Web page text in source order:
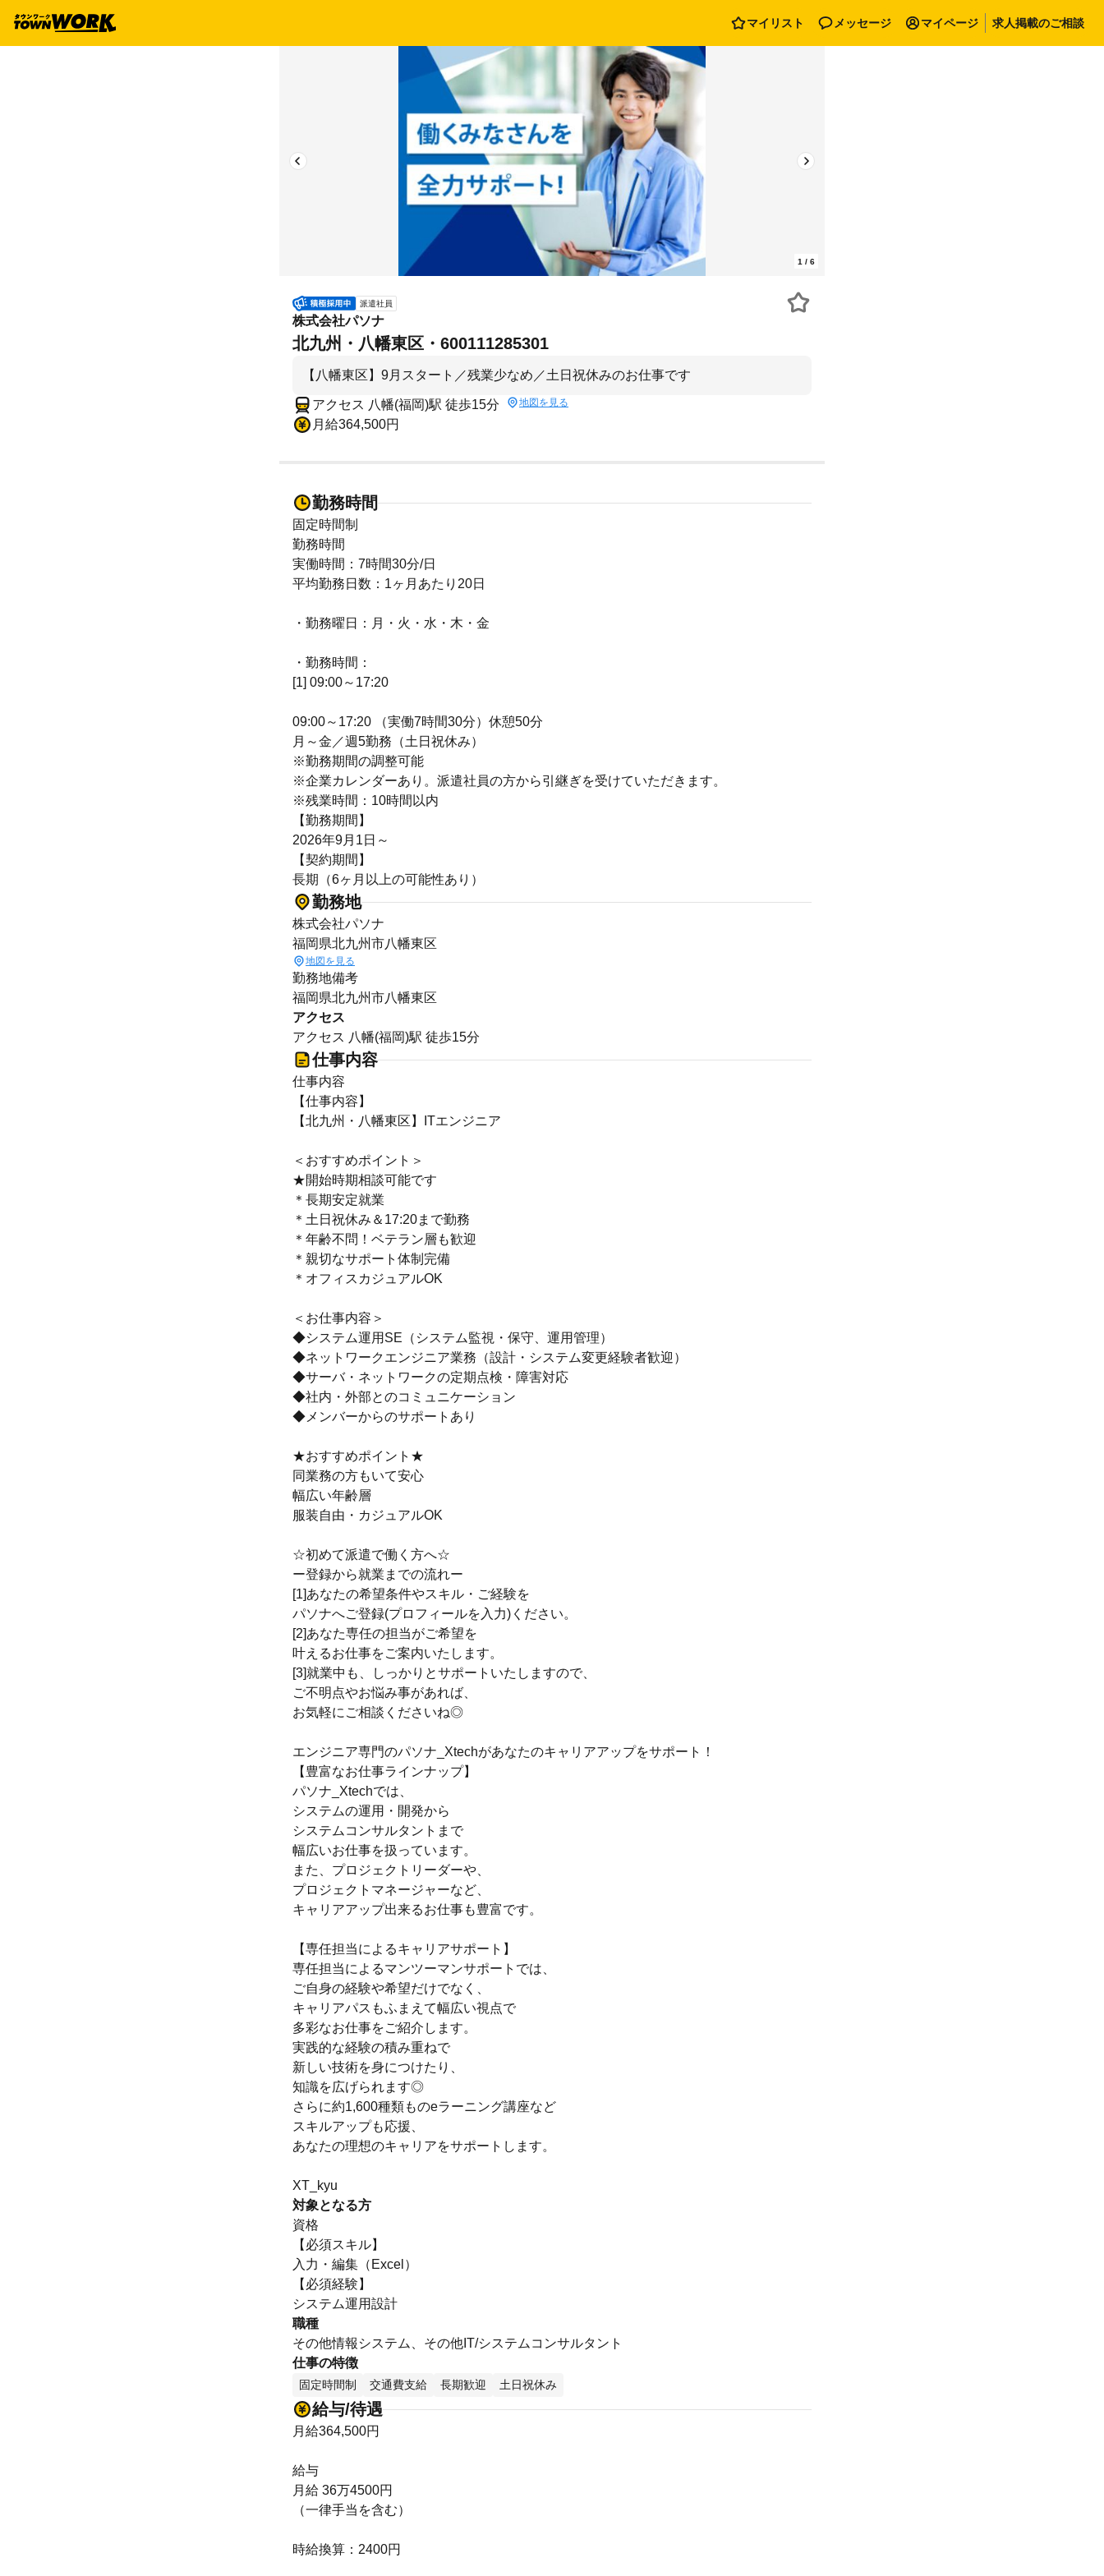
マイリスト メッセージ マイページ 求人掲載のご相談
1 / 6
派遣社員
株式会社パソナ
北九州・八幡東区・600111285301
【八幡東区】9月スタート／残業少なめ／土日祝休みのお仕事です
アクセス 八幡(福岡)駅 徒歩15分 地図を見る
月給364,500円
勤務時間
固定時間制
勤務時間
実働時間：7時間30分/日
平均勤務日数：1ヶ月あたり20日
・勤務曜日：月・火・水・木・金
・勤務時間：
[1] 09:00～17:20
09:00～17:20 （実働7時間30分）休憩50分
月～金／週5勤務（土日祝休み）
※勤務期間の調整可能
※企業カレンダーあり。派遣社員の方から引継ぎを受けていただきます。
※残業時間：10時間以内
【勤務期間】
2026年9月1日～
【契約期間】
長期（6ヶ月以上の可能性あり）
勤務地
株式会社パソナ
福岡県北九州市八幡東区
地図を見る
勤務地備考
福岡県北九州市八幡東区
アクセス
アクセス 八幡(福岡)駅 徒歩15分
仕事内容
仕事内容
【仕事内容】
【北九州・八幡東区】ITエンジニア
＜おすすめポイント＞
★開始時期相談可能です
＊長期安定就業
＊土日祝休み＆17:20まで勤務
＊年齢不問！ベテラン層も歓迎
＊親切なサポート体制完備
＊オフィスカジュアルOK
＜お仕事内容＞
◆システム運用SE（システム監視・保守、運用管理）
◆ネットワークエンジニア業務（設計・システム変更経験者歓迎）
◆サーバ・ネットワークの定期点検・障害対応
◆社内・外部とのコミュニケーション
◆メンバーからのサポートあり
★おすすめポイント★
同業務の方もいて安心
幅広い年齢層
服装自由・カジュアルOK
☆初めて派遣で働く方へ☆
ー登録から就業までの流れー
[1]あなたの希望条件やスキル・ご経験を
パソナへご登録(プロフィールを入力)ください。
[2]あなた専任の担当がご希望を
叶えるお仕事をご案内いたします。
[3]就業中も、しっかりとサポートいたしますので、
ご不明点やお悩み事があれば、
お気軽にご相談くださいね◎
エンジニア専門のパソナ_Xtechがあなたのキャリアアップをサポート！
【豊富なお仕事ラインナップ】
パソナ_Xtechでは、
システムの運用・開発から
システムコンサルタントまで
幅広いお仕事を扱っています。
また、プロジェクトリーダーや、
プロジェクトマネージャーなど、
キャリアアップ出来るお仕事も豊富です。
【専任担当によるキャリアサポート】
専任担当によるマンツーマンサポートでは、
ご自身の経験や希望だけでなく、
キャリアパスもふまえて幅広い視点で
多彩なお仕事をご紹介します。
実践的な経験の積み重ねで
新しい技術を身につけたり、
知識を広げられます◎
さらに約1,600種類ものeラーニング講座など
スキルアップも応援、
あなたの理想のキャリアをサポートします。
XT_kyu
対象となる方
資格
【必須スキル】
入力・編集（Excel）
【必須経験】
システム運用設計
職種
その他情報システム、その他IT/システムコンサルタント
仕事の特徴
固定時間制 交通費支給 長期歓迎 土日祝休み
給与/待遇
月給364,500円
給与
月給 36万4500円
（一律手当を含む）
時給換算：2400円